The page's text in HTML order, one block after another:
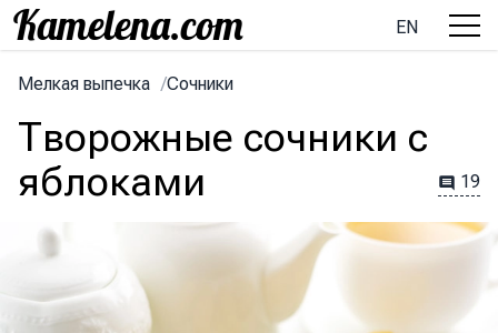
EN
Мелкая выпечка /Сочники
Творожные сочники с
яблоками
19